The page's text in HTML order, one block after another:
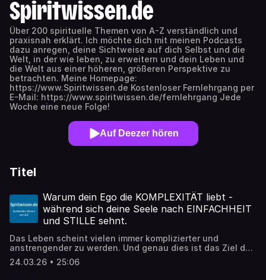
Spiritwissen.de
Über 200 spirituelle Themen von A-Z verständlich und
praxisnah erklärt. Ich möchte dich mit meinen Podcasts
dazu anregen, deine Sichtweise auf dich Selbst und die
Welt, in der wie leben, zu erweitern und dein Leben und
die Welt aus einer höheren, größeren Perspektive zu
betrachten. Meine Homepage:
https://www.Spiritwissen.de Kostenloser Fernlehrgang per
E-Mail: https://www.spiritwissen.de/fernlehrgang Jede
Woche eine neue Folge!
Auf Deezer hören
Titel
Warum dein Ego die KOMPLEXITÄT liebt -
während sich deine Seele nach EINFACHHEIT
und STILLE sehnt.
Das Leben scheint vielen immer komplizierter und
anstrengender zu werden. Und genau dies ist das Ziel des
Egos: Uns in einem Hamsterrad von anstrengenden und
oft bedrückenden Gedanken festzuhalten. Dabei sind
24.03.26 • 25:06